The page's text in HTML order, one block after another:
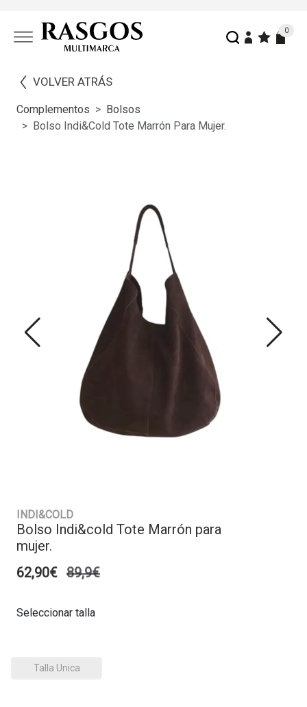
0
VOLVER ATRÁS
Complementos
Bolsos
Bolso Indi&cold Tote Marrón Para Mujer.
INDI&COLD
Bolso Indi&cold Tote Marrón para
mujer.
62,90€ 89,9€
Seleccionar talla
Talla Unica